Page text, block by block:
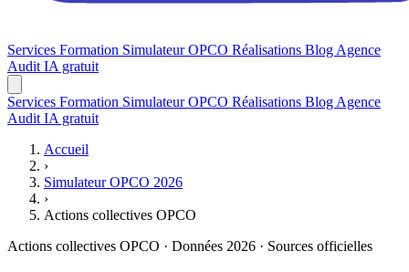
Services Formation Simulateur OPCO Réalisations BlogAgence
Audit IA gratuit
Services Formation Simulateur OPCO Réalisations BlogAgence
Audit IA gratuit
Accueil
›
Simulateur OPCO 2026
›
Actions collectives OPCO
Actions collectives OPCO · Données 2026 · Sources officielles